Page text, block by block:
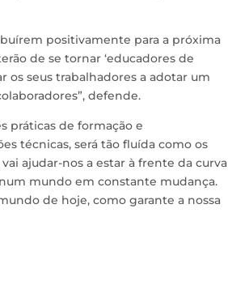
positivamente para a próxima
de se tornar ‘educadores de
os seus trabalhadores a adotar um
defende.
práticas de formação e
técnicas, será tão fluída como os
ajudar-nos a estar à frente da curva
mundo em constante mudança.
de hoje, como garante a nossa